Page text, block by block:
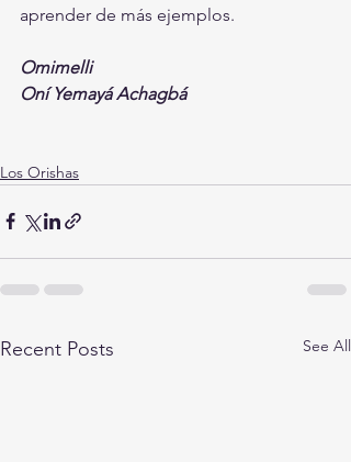
aprender de más ejemplos.
Omimelli
Oní Yemayá Achagbá
Los Orishas
Recent Posts See All